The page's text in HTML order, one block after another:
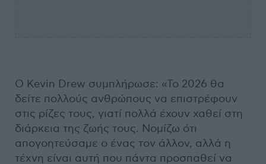
Ο Kevin Drew συμπλήρωσε: «Το 2026 θα
δείτε πολλούς ανθρώπους να επιστρέφουν
στις ρίζες τους, γιατί πολλά έχουν χαθεί στη
διάρκεια της ζωής τους. Νομίζω ότι
απογοητεύσαμε ο ένας τον άλλον, αλλά η
τέχνη είναι αυτή που πάντα προσπαθεί να